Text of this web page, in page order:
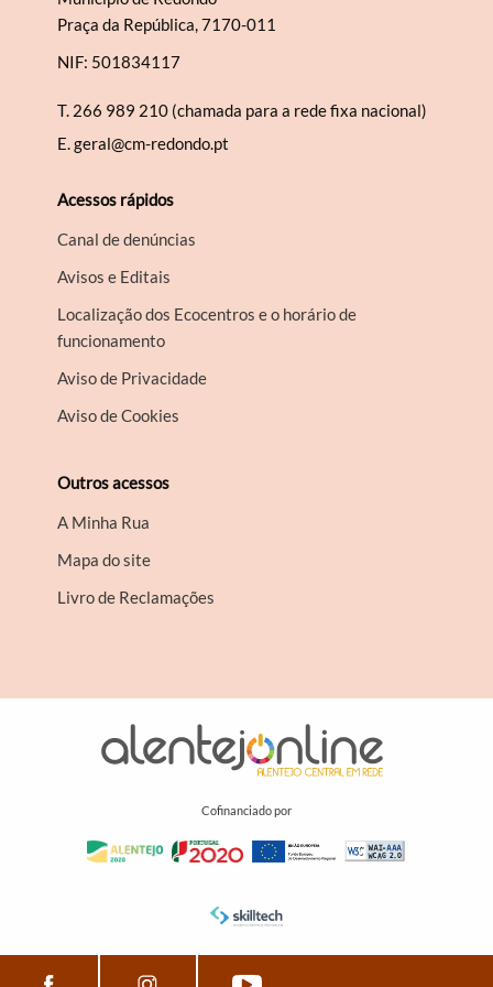
Praça da República, 7170-011
NIF: 501834117
T. 266 989 210 (chamada para a rede fixa nacional)
E.geral@cm-redondo.pt
Acessos rápidos
Canal de denúncias
Avisos e Editais
Localização dos Ecocentros e o horário de
funcionamento
Aviso de Privacidade
Aviso de Cookies
Outros acessos
A Minha Rua
Mapa do site
Livro de Reclamações
Cofinanciado por